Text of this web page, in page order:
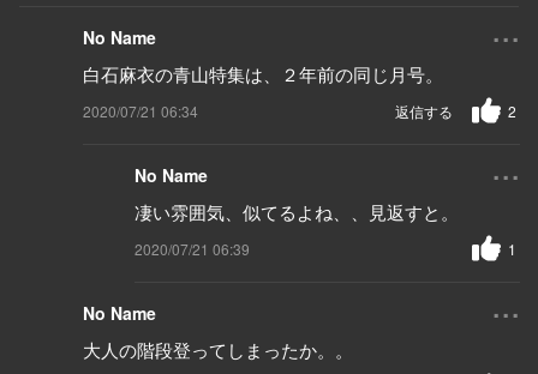
No Name ...
白石麻衣の青山特集は、２年前の同じ月号。
2020/07/21 06:34 2
返信する
No Name ...
凄い雰囲気、似てるよね、、見返すと。
2020/07/21 06:39 1
No Name ...
大人の階段登ってしまったか。。